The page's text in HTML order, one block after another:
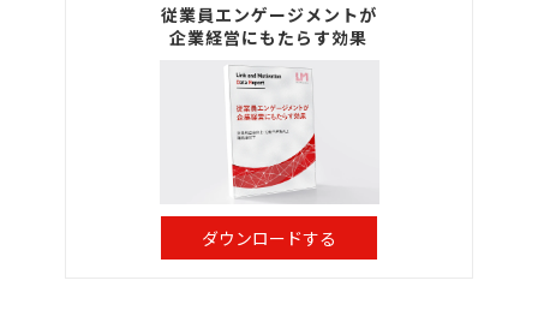
従業員エンゲージメントが
企業経営にもたらす効果
ダウンロードする